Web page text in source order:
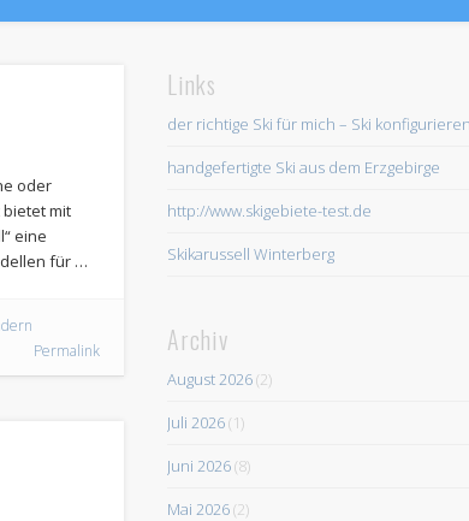
oder
mit
eine
für …
Permalink
Links
der richtige Ski für mich – Ski
handgefertigte Ski aus dem Erzgebirge
http://www.skigebiete-test.de
Skikarussell Winterberg
Archiv
August 2026(2)
Juli 2026(1)
Juni 2026(8)
Mai 2026(2)